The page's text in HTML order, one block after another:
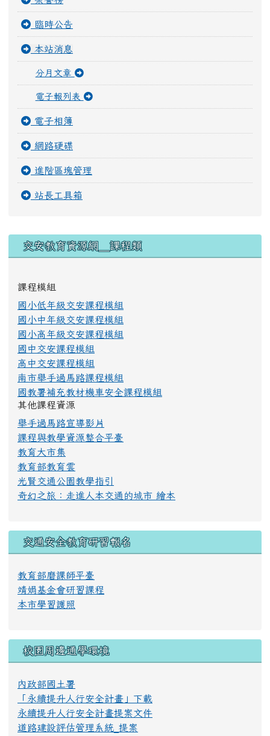
快速登入
榮譽榜
臨時公告
本站消息
分月文章
電子報列表
電子相簿
網路硬碟
站長工具箱
右邊區域內容
交安教育資源網＿課程類
課程模組
國小低年級交安課程模組
國小中年級交安課程模組
國小高年級交安課程模組
國中交安課程模組
高中交安課程模組
國教署補充教材機車安全課程模組
其他課程資源
舉手過馬路宣導影片
課程與教學資源整合平臺
教育大市集
教育部教育雲
奇幻之旅：走進人本交通的城市 繪本
交通安全教育研習報名
教育部磨課師平臺
本市學習護照
校園周邊通學環境
內政部國土署